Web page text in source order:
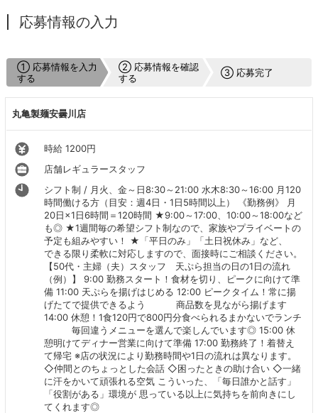
応募情報の入力
① 応募情報を入力
する
② 応募情報を確認
する
③ 応募完了
丸亀製麺安曇川店
時給 1200円
店舗レギュラースタッフ
シフト制 / 月火、金～日8:30～21:00 水木8:30～16:00 月120
時間働ける方（目安：週4日・1日5時間以上） 《勤務例》 月
20日×1日6時間＝120時間 ★9:00～17:00、10:00～18:00など
も◎ ★1週間毎の希望シフト制なので、家族やプライベートの
予定も組みやすい！ ★「平日のみ」「土日祝休み」など、
できる限り柔軟に対応しますので、面接時にご相談ください。
【50代・主婦（夫）スタッフ 天ぷら担当の日の1日の流れ
（例）】 9:00 勤務スタート！食材を切り、ピークに向けて準
備 11:00 天ぷらを揚げはじめる 12:00 ピークタイム！常に揚
げたてで提供できるよう 商品数を見ながら揚げます
14:00 休憩！1食120円で800円分食べられるまかないでランチ
毎回違うメニューを選んで楽しんでいます◎ 15:00 休
憩明けてディナー営業に向けて準備 17:00 勤務終了！着替え
て帰宅 ※店の状況により勤務時間や1日の流れは異なります。
◇仲間とのちょっとした会話 ◇困ったときの助け合い ◇一緒
に汗をかいて頑張れる空気 こういった、「毎日誰かと話す」
「役割がある」環境が 思っている以上に気持ちを前向きにし
てくれます◎